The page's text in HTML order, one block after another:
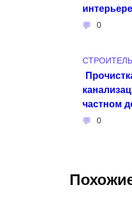
интерьере
0
частном
0